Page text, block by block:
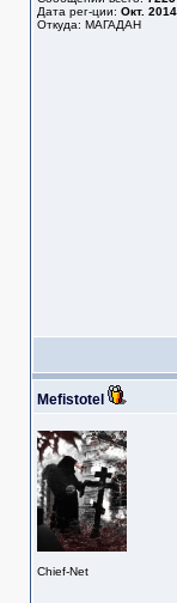
Дата рег-ции: Окт. 2014
Откуда: МАГАДАН
Mefistotel
Chief-Net